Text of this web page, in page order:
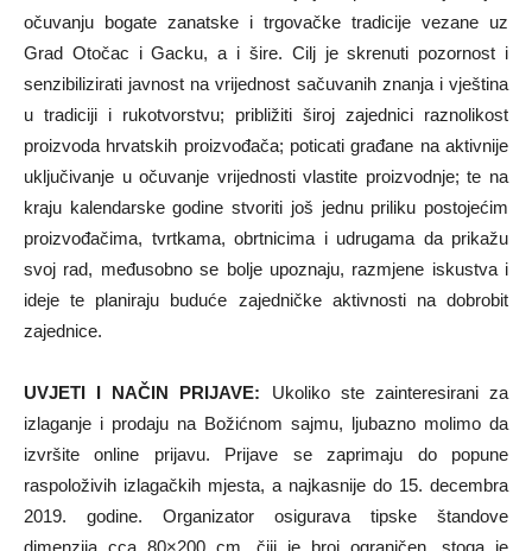
očuvanju bogate zanatske i trgovačke tradicije vezane uz
Grad Otočac i Gacku, a i šire. Cilj je skrenuti pozornost i
senzibilizirati javnost na vrijednost sačuvanih znanja i vještina
u tradiciji i rukotvorstvu; približiti široj zajednici raznolikost
proizvoda hrvatskih proizvođača; poticati građane na aktivnije
uključivanje u očuvanje vrijednosti vlastite proizvodnje; te na
kraju kalendarske godine stvoriti još jednu priliku postojećim
proizvođačima, tvrtkama, obrtnicima i udrugama da prikažu
svoj rad, međusobno se bolje upoznaju, razmjene iskustva i
ideje te planiraju buduće zajedničke aktivnosti na dobrobit
zajednice.
UVJETI I NAČIN PRIJAVE: Ukoliko ste zainteresirani za
izlaganje i prodaju na Božićnom sajmu, ljubazno molimo da
izvršite online prijavu. Prijave se zaprimaju do popune
raspoloživih izlagačkih mjesta, a najkasnije do 15. decembra
2019. godine. Organizator osigurava tipske štandove